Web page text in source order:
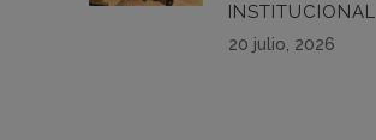
INSTITUCIONAL
20 julio, 2026